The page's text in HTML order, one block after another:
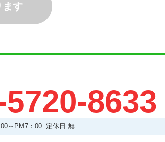
ます
8633
～PM7：00 定休日:無